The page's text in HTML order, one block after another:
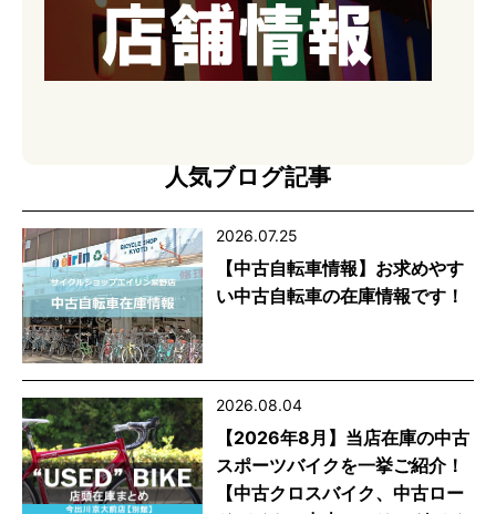
人気ブログ記事
2026.07.25
【中古自転車情報】お求めやす
い中古自転車の在庫情報です！
2026.08.04
【2026年8月】当店在庫の中古
スポーツバイクを一挙ご紹介！
【中古クロスバイク、中古ロー